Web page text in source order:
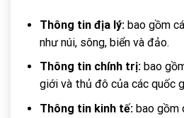
Thông tin địa lý:bao gồm
như núi, sông, biển và đảo.
Thông tin chính trị:bao
giới và thủ đô của các quốc
Thông tin kinh tế:bao gồm